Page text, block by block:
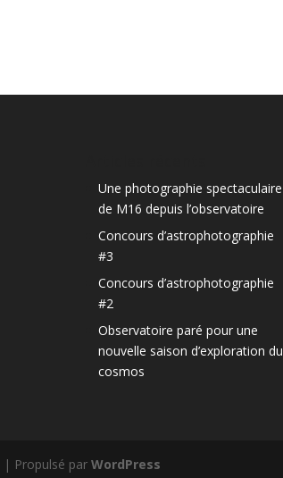
Une photographie spectaculaire
de M16 depuis l’observatoire
Concours d’astrophotographie
#3
Concours d’astrophotographie
#2
Observatoire paré pour une
nouvelle saison d’exploration du
cosmos
| Propulsé parWordPress